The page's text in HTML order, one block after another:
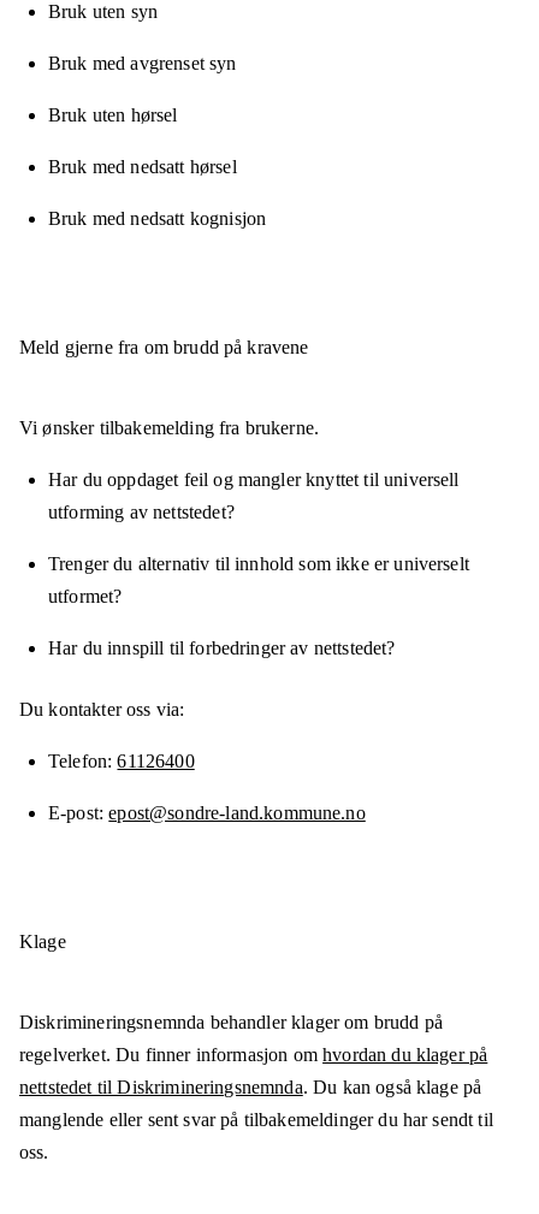
Bruk uten syn
Bruk med avgrenset syn
Bruk uten hørsel
Bruk med nedsatt hørsel
Bruk med nedsatt kognisjon
Meld gjerne fra om brudd på kravene
Vi ønsker tilbakemelding fra brukerne.
Har du oppdaget feil og mangler knyttet til universell
utforming av nettstedet?
Trenger du alternativ til innhold som ikke er universelt
utformet?
Har du innspill til forbedringer av nettstedet?
Du kontakter oss via:
Telefon 61126400
E-post epost@sondre-land.kommune.no
Klage
Diskrimineringsnemnda behandler klager om brudd på
regelverket. Du finner informasjon omhvordan du klager på
nettstedet til Diskrimineringsnemnda. Du kan også klage på
manglende eller sent svar på tilbakemeldinger du har sendt til
oss.